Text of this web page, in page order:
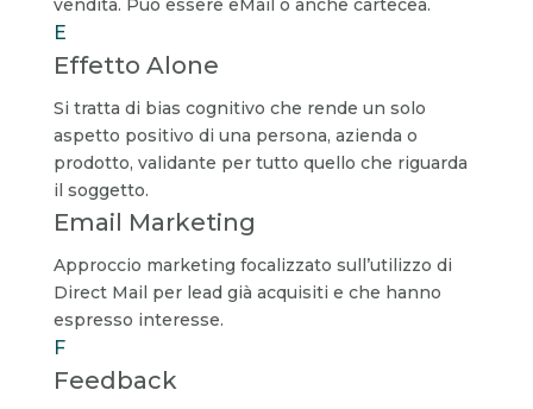
E
Effetto Alone
Si tratta di bias cognitivo che rende un solo
aspetto positivo di una persona, azienda o
prodotto, validante per tutto quello che riguarda
il soggetto.
Email Marketing
Approccio marketing focalizzato sull’utilizzo di
Direct Mail per lead già acquisiti e che hanno
espresso interesse.
F
Feedback